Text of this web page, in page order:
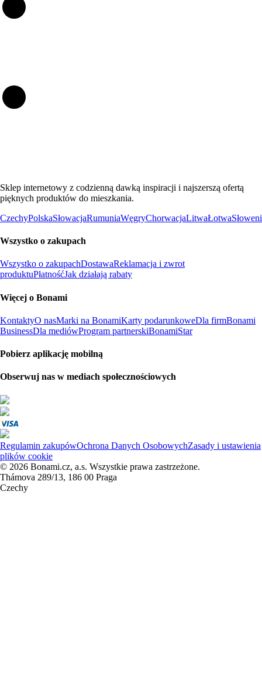
Sklep internetowy z codzienną dawką inspiracji i najszerszą ofertą
pięknych produktów do mieszkania.
CzechyPolskaSłowacjaRumuniaWęgryChorwacjaLitwaŁotwa
Wszystko o zakupach
Wszystko o zakupachDostawaReklamacja i zwrot
produktuPłatnośćJak działają rabaty
Więcej o Bonami
KontaktyO nasMarki na BonamiKarty podarunkoweDla firmBonami
BusinessDla mediówProgram partnerskiBonamiStar
Pobierz aplikację mobilną
Obserwuj nas w mediach społecznościowych
Regulamin zakupówOchrona Danych OsobowychZasady i ustawienia
plików cookie
© 2026 Bonami.cz, a.s. Wszystkie prawa zastrzeżone.
Thámova 289/13, 186 00 Praga
Czechy